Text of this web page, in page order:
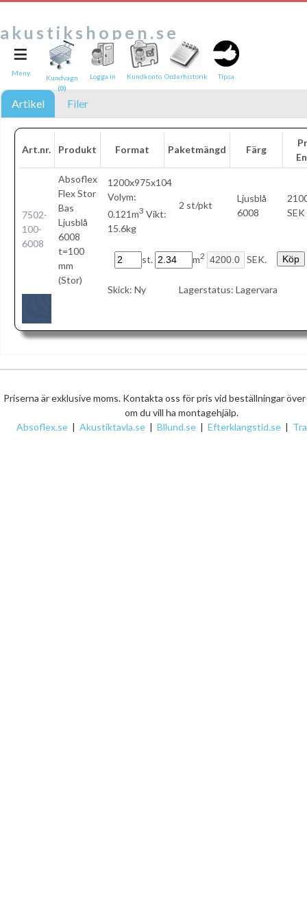
akustikshopen.se
Artikel Filer
Art.nr. Produkt Format Paketmängd Färg
7502-
100-
6008
Absoflex
Flex Stor
Bas
Ljusblå
6008
t=100
mm
(Stor)
1200x975x104
Volym:
0.121m3 Vikt:
15.6kg
2 st/pkt
Ljusblå
6008
st. m2 SEK.
Skick: Ny Lagerstatus: Lagervara
≡
Meny
Kundvagn
(0)
Logga in Kundkonto Orderhistorik Tipsa
Priserna är exklusive moms. Kontakta oss för pris vid beställningar
om du vill ha montagehjälp.
Absoflex.se | Akustiktavla.se | Bllund.se | Efterklangstid.se |
Tipsa en vän:
e-post*
Text